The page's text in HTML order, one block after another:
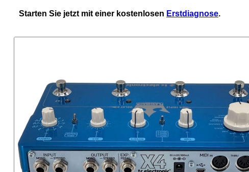
Starten Sie jetzt mit einer kostenlosen Erstdiagnose.